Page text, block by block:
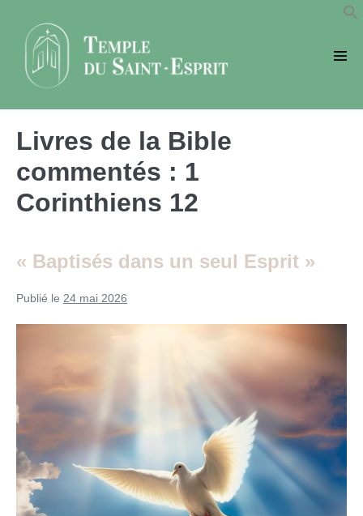
contenu
Livres de la Bible
commentés : 1
Corinthiens 12
« Baptisés dans un seul Esprit »
Publié le 24 mai 2026
seul
»